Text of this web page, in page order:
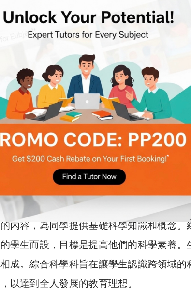
內容，為同學提供基礎科學知識和概念。
學生而設，目標是提高他們的科學素養。
成。綜合科學科旨在讓學生認識跨領域的
以達到全人發展的教育理想。